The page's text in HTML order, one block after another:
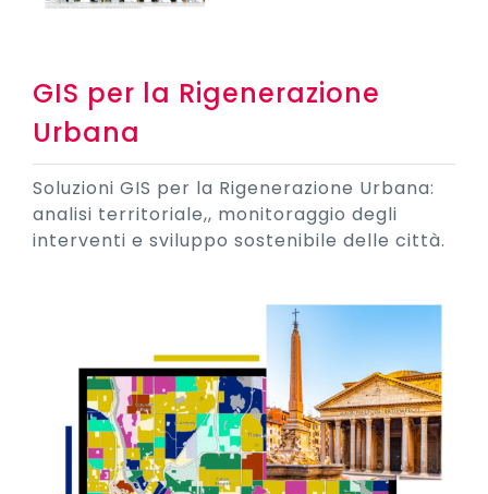
GIS per la Rigenerazione
Urbana
Soluzioni GIS per la Rigenerazione Urbana:
analisi territoriale,, monitoraggio degli
interventi e sviluppo sostenibile delle città.